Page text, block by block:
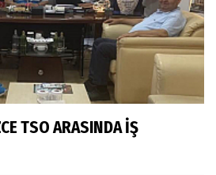
TSO ARASINDA İŞ